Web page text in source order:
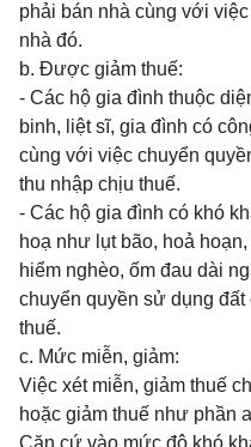
phải bán nhà cùng với
nhà đó.
b. Được giảm thuế:
- Các hộ gia đình thuộc
binh, liệt sĩ, gia đình có
cùng với việc chuyển
thu nhập chịu thuế.
- Các hộ gia đình có khó
hoạ như lụt bão, hoả
hiểm nghèo, ốm đau dài
chuyển quyền sử dụng đất
thuế.
c. Mức miễn, giảm:
Việc xét miễn, giảm thuế
hoặc giảm thuế như phần